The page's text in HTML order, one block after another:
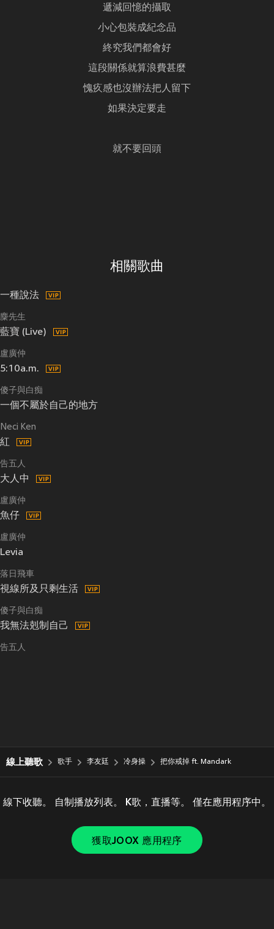
遞減回憶的攝取
小心包裝成紀念品
終究我們都會好
這段關係就算浪費甚麼
愧疚感也沒辦法把人留下
如果決定要走
就不要回頭
相關歌曲
一種說法
麋先生
藍寶 (Live)
盧廣仲
5:10a.m.
傻子與白痴
一個不屬於自己的地方
Neci Ken
紅
告五人
大人中
盧廣仲
魚仔
盧廣仲
Levia
落日飛車
視線所及只剩生活
傻子與白痴
我無法剋制自己
告五人
線上聽歌 歌手 李友廷 冷身操 把你戒掉 ft. Mandark
線下收聽。 自制播放列表。 K歌，直播等。 僅在應用程序中。
獲取JOOX 應用程序